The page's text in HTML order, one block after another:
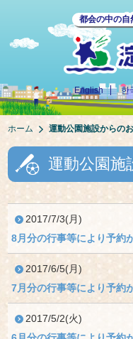
都会の中の自
English 한
ホーム 運動公園施設からの
運動公園施
2017/7/3(月)
8月分の行事等により予約
2017/6/5(月)
7月分の行事等により予約
2017/5/2(火)